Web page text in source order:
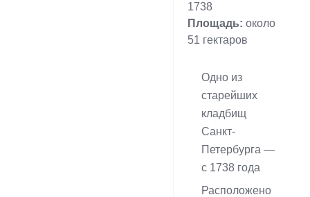
1738
Площадь: около
51 гектаров
Одно из
старейших
кладбищ
Санкт-
Петербурга —
с 1738 года
Расположено